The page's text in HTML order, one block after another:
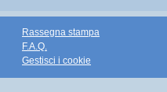
Rassegna stampa
F.A.Q.
Gestisci i cookie